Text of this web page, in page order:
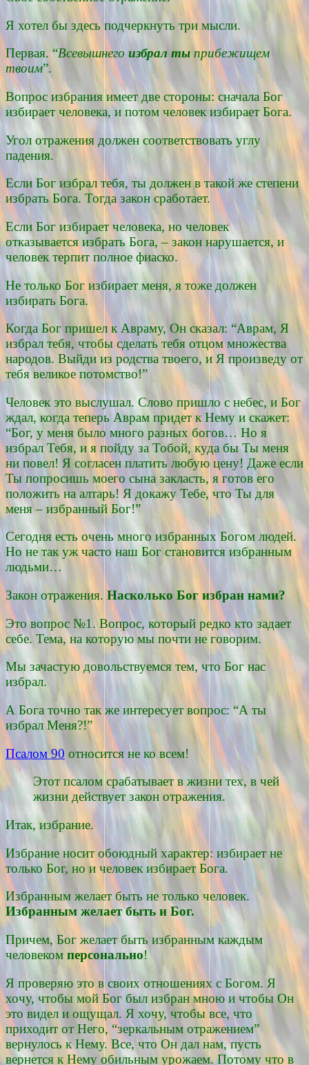
Я хотел бы здесь подчеркнуть три мысли.
Первая. “Всевышнего избрал ты прибежищем
твоим”.
Вопрос избрания имеет две стороны: сначала Бог
избирает человека, и потом человек избирает Бога.
Угол отражения должен соответствовать углу
падения.
Если Бог избрал тебя, ты должен в такой же степени
избрать Бога. Тогда закон сработает.
Если Бог избирает человека, но человек
отказывается избрать Бога, – закон нарушается, и
человек терпит полное фиаско.
Не только Бог избирает меня, я тоже должен
избирать Бога.
Когда Бог пришел к Авраму, Он сказал: “Аврам, Я
избрал тебя, чтобы сделать тебя отцом множества
народов. Выйди из родства твоего, и Я произведу от
тебя великое потомство!”
Человек это выслушал. Слово пришло с небес, и Бог
ждал, когда теперь Аврам придет к Нему и скажет:
“Бог, у меня было много разных богов… Но я
избрал Тебя, и я пойду за Тобой, куда бы Ты меня
ни повел! Я согласен платить любую цену! Даже если
Ты попросишь моего сына закласть, я готов его
положить на алтарь! Я докажу Тебе, что Ты для
меня – избранный Бог!”
Сегодня есть очень много избранных Богом людей.
Но не так уж часто наш Бог становится избранным
людьми…
Закон отражения. Насколько Бог избран нами?
Это вопрос №1. Вопрос, который редко кто задает
себе. Тема, на которую мы почти не говорим.
Мы зачастую довольствуемся тем, что Бог нас
избрал.
А Бога точно так же интересует вопрос: “А ты
избрал Меня?!”
Псалом 90 относится не ко всем!
Этот псалом срабатывает в жизни тех, в чей
жизни действует закон отражения.
Итак, избрание.
Избрание носит обоюдный характер: избирает не
только Бог, но и человек избирает Бога.
Избранным желает быть не только человек.
Избранным желает быть и Бог.
Причем, Бог желает быть избранным каждым
человеком персонально!
Я проверяю это в своих отношениях с Богом. Я
хочу, чтобы мой Бог был избран мною и чтобы Он
это видел и ощущал. Я хочу, чтобы все, что
приходит от Него, “зеркальным отражением”
вернулось к Нему. Все, что Он дал нам, пусть
вернется к Нему обильным урожаем. Потому что в